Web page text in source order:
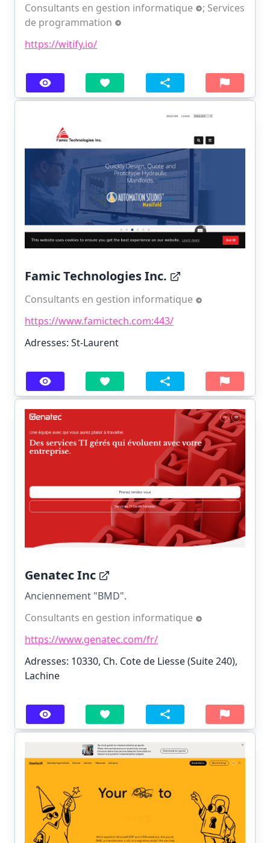
Consultants en gestion informatique
; Services
de programmation
https://witify.io/
Famic Technologies Inc.
Consultants en gestion informatique
https://www.famictech.com:443/
Adresses: St-Laurent
Genatec Inc
Anciennement "BMD".
Consultants en gestion informatique
https://www.genatec.com/fr/
Adresses: 10330, Ch. Cote de Liesse (Suite 240),
Lachine